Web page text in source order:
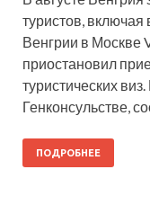
туристов,
Венгрии в Москве
приостановил
туристических
Генконсульстве,
ПОДРОБНЕЕ